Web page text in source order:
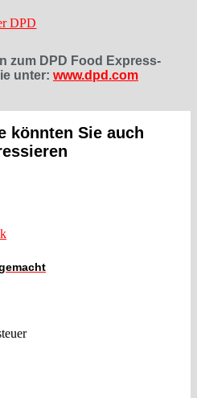
zum DPD Food Express-
unter: www.dpd.com
könnten Sie auch